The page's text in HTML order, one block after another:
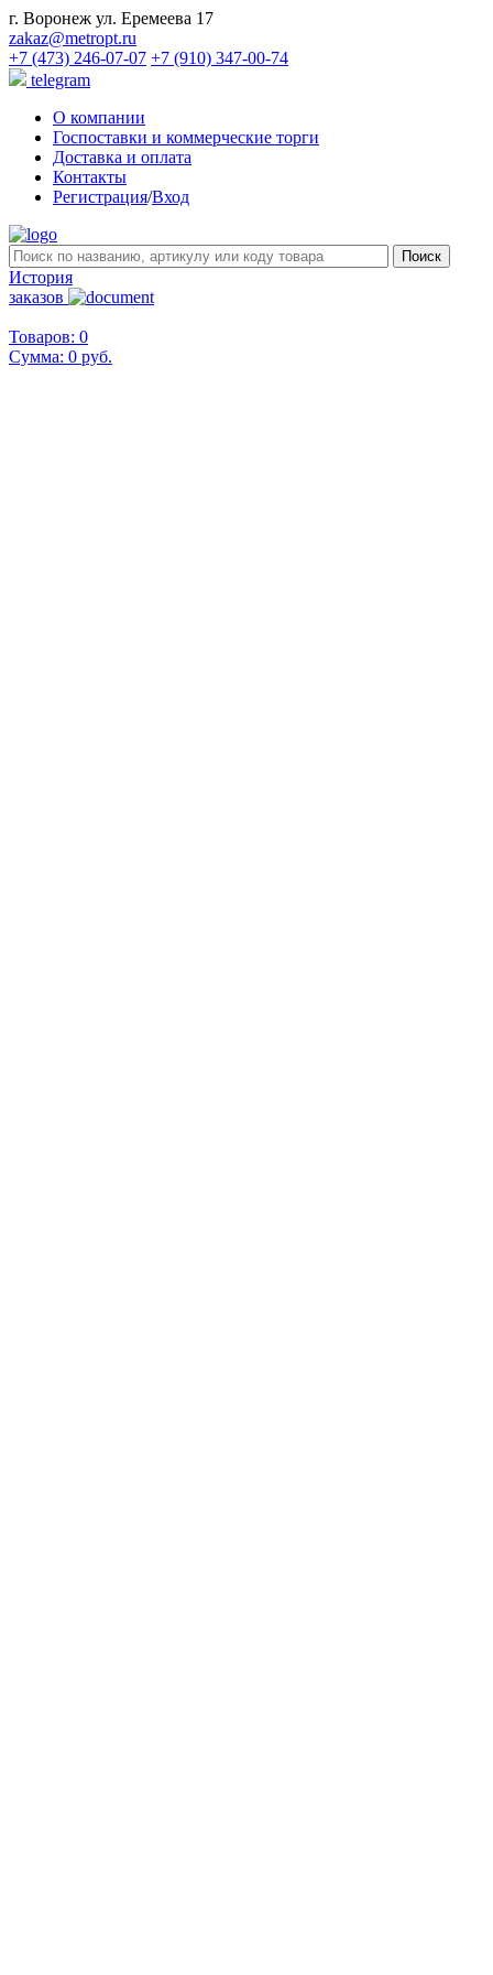
г. Воронеж ул. Еремеева 17
zakaz@metropt.ru
+7 (473) 246-07-07 +7 (910) 347-00-74
telegram
О компании
Госпоставки и коммерческие торги
Доставка и оплата
Контакты
Регистрация/Вход
История
заказов
Товаров: 0
Сумма: 0 руб.